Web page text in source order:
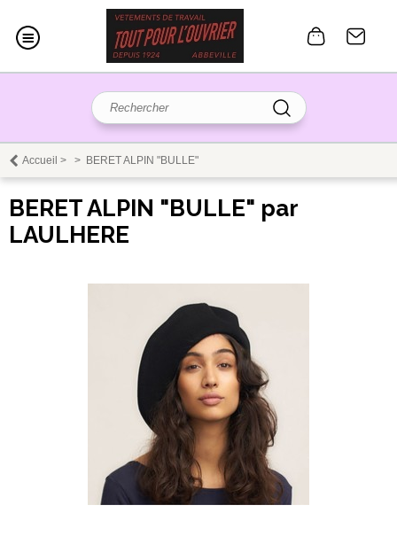
Accueil > > BERET ALPIN "BULLE"
BERET ALPIN "BULLE" par
LAULHERE